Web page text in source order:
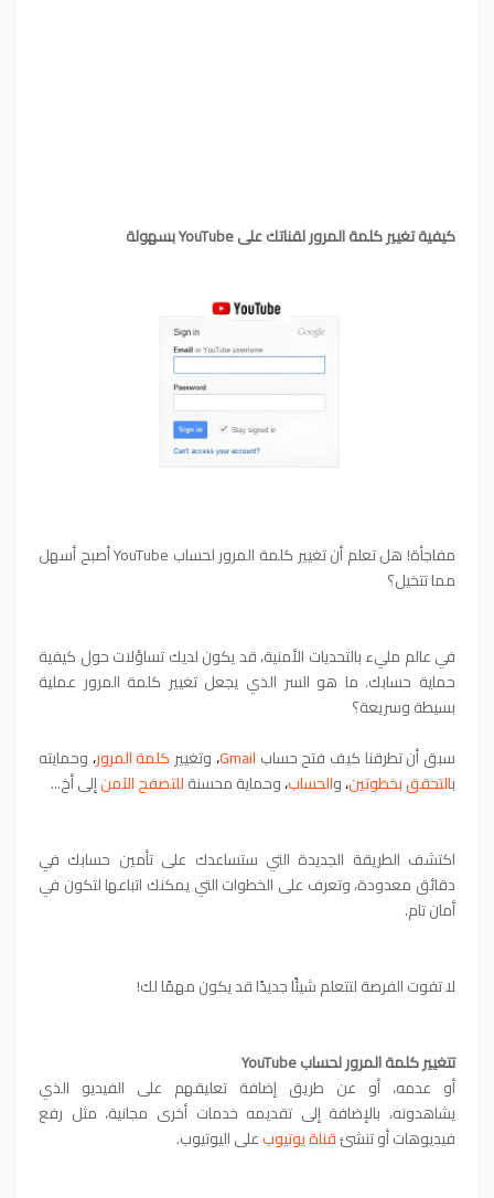
كيفية تغيير كلمة المرور لقناتك على YouTube بسهولة
مفاجأة! هل تعلم أن تغيير كلمة المرور لحساب YouTube أصبح أسهل
مما تتخيل؟
في عالم مليء بالتحديات الأمنية، قد يكون لديك تساؤلات حول كيفية
حماية حسابك. ما هو السر الذي يجعل تغيير كلمة المرور عملية
بسيطة وسريعة؟
سبق أنتطرقنا كيف فتح حساب Gmail،وتغيير كلمة المرور،وحمايته
بالتحقق بخطوتين،والحساب،وحماية محسنةللتصفح الآمنإلى أخ...
اكتشف الطريقة الجديدة التي ستساعدك على تأمين حسابك في
دقائق معدودة، وتعرف على الخطوات التي يمكنك اتباعها لتكون في
أمان تام.
لا تفوت الفرصة لتتعلم شيئًا جديدًا قد يكون مهمًا لك!
تتغيير كلمة المرور لحساب YouTube
أو عدمه، أو عن طريق إضافة تعليقهم على الفيديو الذي
يشاهدونه، بالإضافة إلى تقديمه خدمات أخرى مجانية، مثل رفع
فيديوهات أو تنشئقناة يوتيوبعلى اليوتيوب.